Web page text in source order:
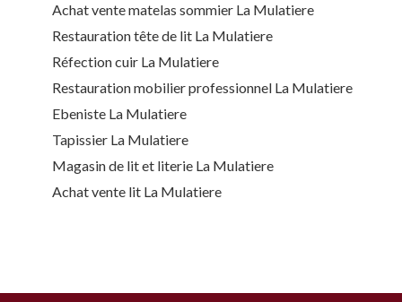
Achat vente matelas sommier La Mulatiere
Restauration tête de lit La Mulatiere
Réfection cuir La Mulatiere
Restauration mobilier professionnel La Mulatiere
Ebeniste La Mulatiere
Tapissier La Mulatiere
Magasin de lit et literie La Mulatiere
Achat vente lit La Mulatiere